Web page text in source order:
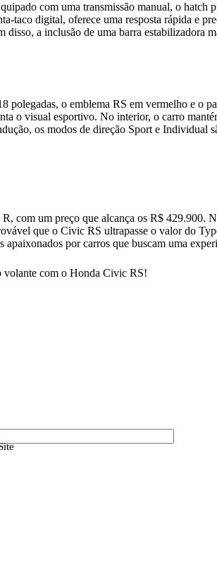
com uma transmissão manual, o
taco digital, oferece uma resposta rápida e
a inclusão de uma barra
o emblema RS em vermelho e o
o visual esportivo. No interior, o carro
os modos de direção Sport e Individual
um preço que alcança os R$ 429.900.
que o Civic RS ultrapasse o valor do
por carros que buscam uma
volante com o Honda Civic RS!